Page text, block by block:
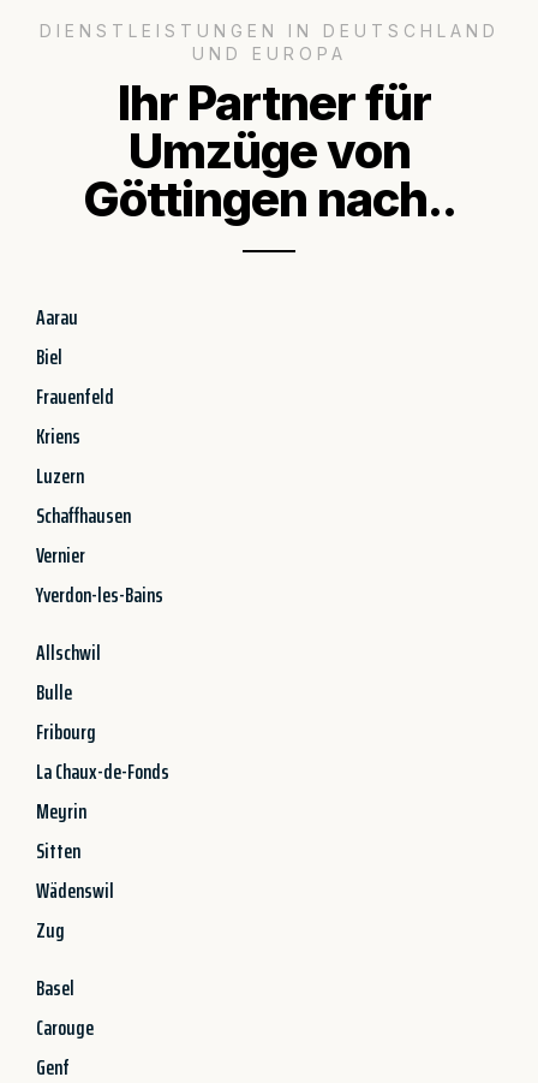
DIENSTLEISTUNGEN IN DEUTSCHLAND
UND EUROPA
Ihr Partner für
Umzüge von
Göttingen nach..
Aarau
Biel
Frauenfeld
Kriens
Luzern
Schaffhausen
Vernier
Yverdon-les-Bains
Allschwil
Bulle
Fribourg
La Chaux-de-Fonds
Meyrin
Sitten
Wädenswil
Zug
Basel
Carouge
Genf